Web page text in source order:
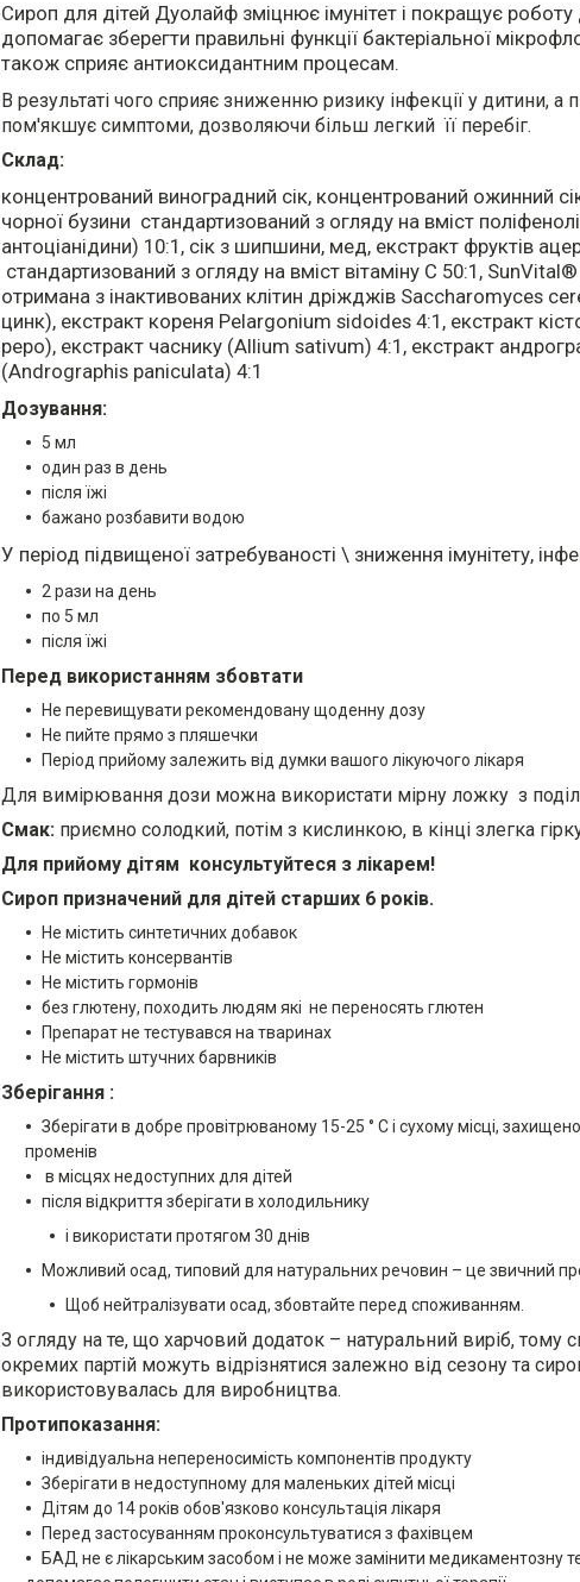
Сироп для дітей Дуолайф зміцнює імунітет і покращує роботу
допомагає зберегти правильні функції бактеріальної
також сприяє антиоксидантним процесам.
В результаті чого сприяє зниженню ризику інфекції у дитини, а
пом'якшує симптоми, дозволяючи більш легкий її перебіг.
Склад:
концентрований виноградний сік, концентрований ожинний
чорної бузини стандартизований з огляду на вміст
антоціанідини) 10:1, сік з шипшини, мед, екстракт фруктів
стандартизований з огляду на вміст вітаміну С 50:1,
отримана з інактивованих клітин дріжджів Saccharomyces
цинк), екстракт кореня Pelargonium sidoides 4:1, екстракт
pepo), екстракт часнику (Allium sativum) 4:1, екстракт
(Andrographis paniculata) 4:1
Дозування:
5 мл
один раз в день
після їжі
бажано розбавити водою
У період підвищеної затребуваності \ зниження імунітету,
2 рази на день
по 5 мл
після їжі
Перед використанням збовтати
Не перевищувати рекомендовану щоденну дозу
Не пийте прямо з пляшечки
Період прийому залежить від думки вашого лікуючого лікаря
Для вимірювання дози можна використати мірну ложку з
Смак: приємно солодкий, потім з кислинкою, в кінці злегка
Для прийому дітям консультуйтеся з лікарем!
Сироп призначений для дітей старших 6 років.
Не містить синтетичних добавок
Не містить консервантів
Не містить гормонів
без глютену, походить людям які не переносять глютен
Препарат не тестувався на тваринах
Не містить штучних барвників
Зберігання :
Зберігати в добре провітрюваному 15-25 ° C і сухому місці,
променів
в місцях недоступних для дітей
після відкриття зберігати в холодильнику
і використати протягом 30 днів
Можливий осад, типовий для натуральних речовин – це звичний
Щоб нейтралізувати осад, збовтайте перед споживанням.
З огляду на те, що харчовий додаток – натуральний виріб, тому
окремих партій можуть відрізнятися залежно від сезону та
використовувалась для виробництва.
Протипоказання:
індивідуальна непереносимість компонентів продукту
Зберігати в недоступному для маленьких дітей місці
Дітям до 14 років обов'язково консультація лікаря
Перед застосуванням проконсультуватися з фахівцем
БАД не є лікарським засобом і не може замінити медикаментозну